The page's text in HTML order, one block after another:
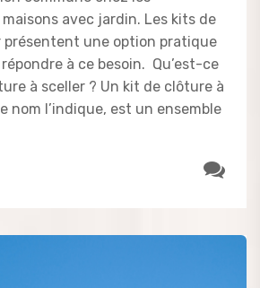
avec jardin. Les kits de
présentent une option pratique
à ce besoin. Qu’est-ce
à sceller ? Un kit de clôture à
nom l’indique, est un ensemble